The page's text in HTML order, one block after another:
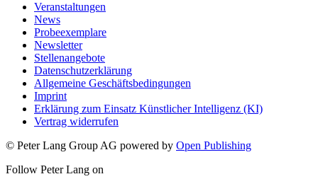
Veranstaltungen
News
Probeexemplare
Newsletter
Stellenangebote
Datenschutzerklärung
Allgemeine Geschäftsbedingungen
Imprint
Erklärung zum Einsatz Künstlicher Intelligenz (KI)
Vertrag widerrufen
© Peter Lang Group AG powered by Open Publishing
Follow Peter Lang on